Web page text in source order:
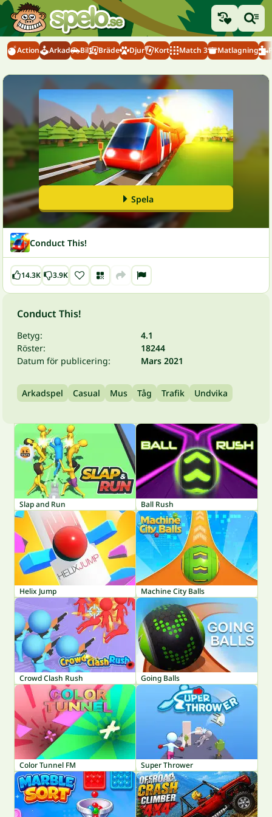
Action Arkad Bil Bräde Djur Kort Match 3 Matlagning
Spela
Conduct This!
14.3K 3.9K
Conduct This!
Betyg:
4.1
Röster:
18244
Datum för publicering:
Mars 2021
Arkadspel Casual Mus Tåg Trafik Undvika
Slap and Run Ball Rush
Helix Jump Machine City Balls
Crowd Clash Rush Going Balls
Color Tunnel FM Super Thrower